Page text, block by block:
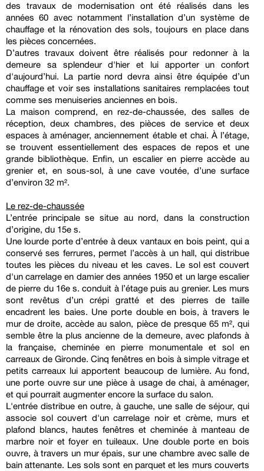
des travaux de modernisation ont été réalisés dans les
années 60 avec notamment l’installation d’un système de
chauffage et la rénovation des sols, toujours en place dans
les pièces concernées.
D’autres travaux doivent être réalisés pour redonner à la
demeure sa splendeur d'hier et lui apporter un confort
d'aujourd’hui. La partie nord devra ainsi être équipée d’un
chauffage et voir ses installations sanitaires remplacées tout
comme ses menuiseries anciennes en bois.
La maison comprend, en rez-de-chaussée, des salles de
réception, deux chambres, des pièces de service et deux
espaces à aménager, anciennement étable et chai. À l’étage,
se trouvent essentiellement des espaces de repos et une
grande bibliothèque. Enfin, un escalier en pierre accède au
grenier et, en sous-sol, à une cave voutée, d’une surface
d’environ 32 m².
Le rez-de-chaussée
L’entrée principale se situe au nord, dans la construction
d’origine, du 15e s.
Une lourde porte d’entrée à deux vantaux en bois peint, qui a
conservé ses ferrures, permet l’accès à un hall, qui distribue
toutes les pièces du niveau et les caves. Le sol est couvert
d'un carrelage en damier des années 1950 et un large escalier
de pierre du 16e s. conduit à l’étage puis au grenier. Les murs
sont revêtus d’un crépi gratté et des pierres de taille
encadrent les baies. Une porte double en bois, à travers le
mur de droite, accède au salon, pièce de presque 65 m², qui
semble être la plus ancienne de la demeure, avec plafonds à
la française, cheminée en pierre monumentale et sol en
carreaux de Gironde. Cinq fenêtres en bois à simple vitrage et
petits carreaux lui apportent beaucoup de lumière. Au fond,
une porte ouvre sur une pièce à usage de chai, à aménager,
et qui pourrait augmenter encore la surface du salon.
L'entrée distribue en outre, à gauche, une salle de séjour, qui
associe sol couvert d'un carrelage noir et crème, murs et
plafond blancs, hautes fenêtres et cheminée à manteau de
marbre noir et foyer en tuileaux. Une double porte en bois
ouvre, à travers un mur épais, sur une chambre avec salle de
bain attenante. Les sols sont en parquet et les murs couverts